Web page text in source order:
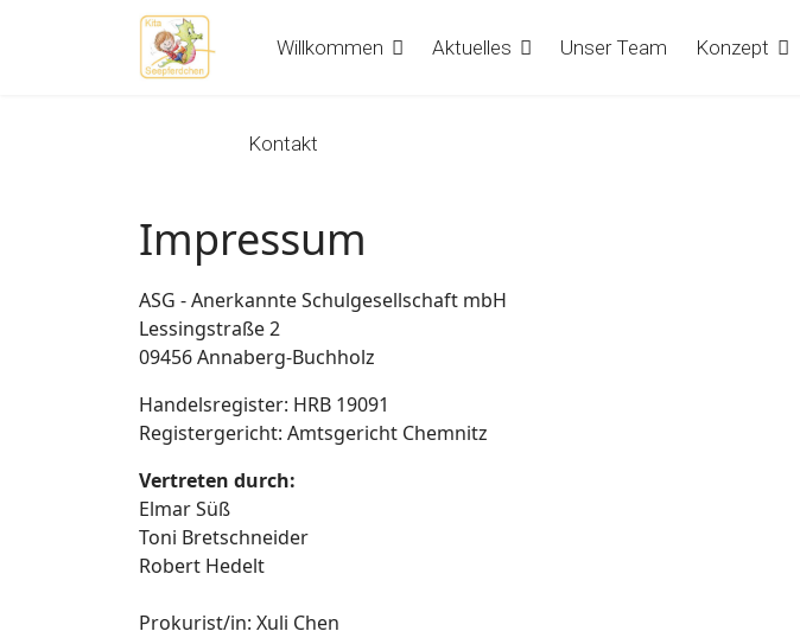
Willkommen Aktuelles Unser Team Konzept
Kontakt
Impressum
ASG - Anerkannte Schulgesellschaft mbH
Lessingstraße 2
09456 Annaberg-Buchholz
Handelsregister: HRB 19091
Registergericht: Amtsgericht Chemnitz
Vertreten durch:
Elmar Süß
Toni Bretschneider
Robert Hedelt
Prokurist/in: Xuli Chen